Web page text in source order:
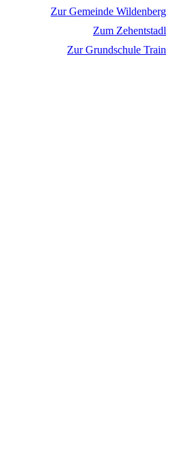
Zur Gemeinde Wildenberg
Zum Zehentstadl
Zur Grundschule Train